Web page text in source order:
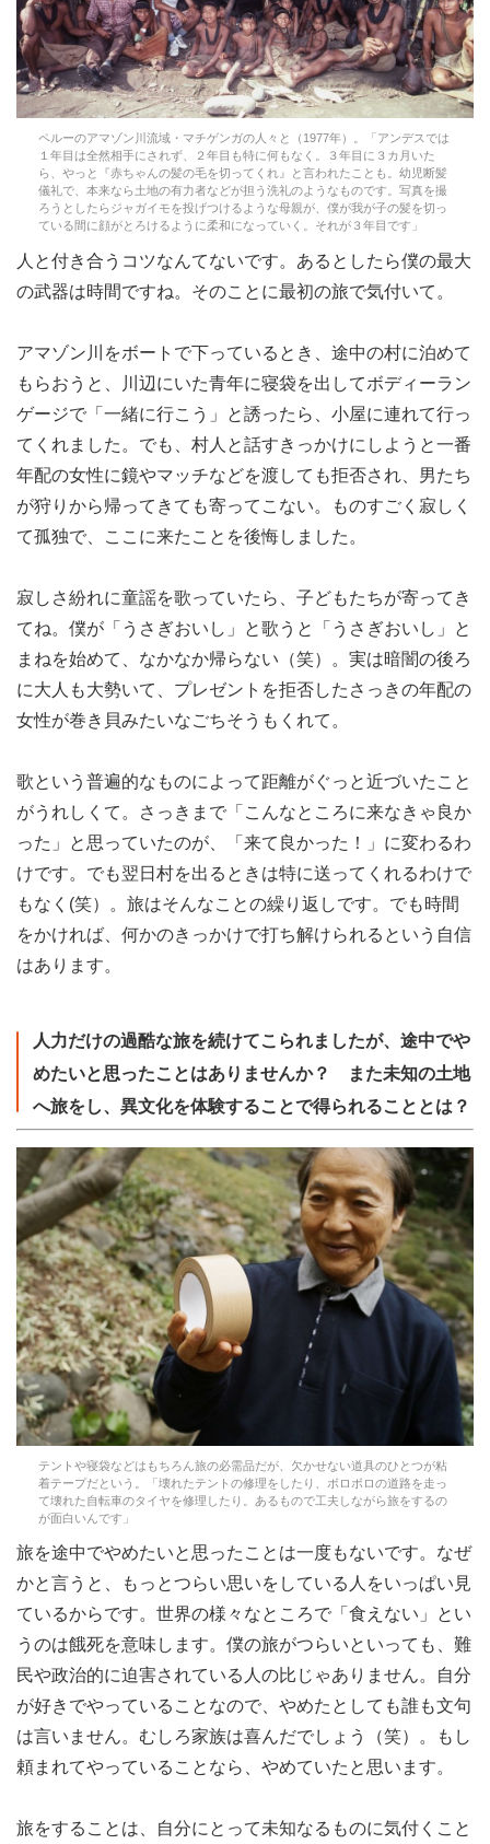
ペルーのアマゾン川流域・マチゲンガの人々と（1977年）。「アンデスでは
１年目は全然相手にされず、２年目も特に何もなく。３年目に３カ月いた
ら、やっと『赤ちゃんの髪の毛を切ってくれ』と言われたことも。幼児断髪
儀礼で、本来なら土地の有力者などが担う洗礼のようなものです。写真を撮
ろうとしたらジャガイモを投げつけるような母親が、僕が我が子の髪を切っ
ている間に顔がとろけるように柔和になっていく。それが３年目です」
人と付き合うコツなんてないです。あるとしたら僕の最大
の武器は時間ですね。そのことに最初の旅で気付いて。
アマゾン川をボートで下っているとき、途中の村に泊めて
もらおうと、川辺にいた青年に寝袋を出してボディーラン
ゲージで「一緒に行こう」と誘ったら、小屋に連れて行っ
てくれました。でも、村人と話すきっかけにしようと一番
年配の女性に鏡やマッチなどを渡しても拒否され、男たち
が狩りから帰ってきても寄ってこない。ものすごく寂しく
て孤独で、ここに来たことを後悔しました。
寂しさ紛れに童謡を歌っていたら、子どもたちが寄ってき
てね。僕が「うさぎおいし」と歌うと「うさぎおいし」と
まねを始めて、なかなか帰らない（笑）。実は暗闇の後ろ
に大人も大勢いて、プレゼントを拒否したさっきの年配の
女性が巻き貝みたいなごちそうもくれて。
歌という普遍的なものによって距離がぐっと近づいたこと
がうれしくて。さっきまで「こんなところに来なきゃ良か
った」と思っていたのが、「来て良かった！」に変わるわ
けです。でも翌日村を出るときは特に送ってくれるわけで
もなく(笑）。旅はそんなことの繰り返しです。でも時間
をかければ、何かのきっかけで打ち解けられるという自信
はあります。
人力だけの過酷な旅を続けてこられましたが、途中でや
めたいと思ったことはありませんか？ また未知の土地
へ旅をし、異文化を体験することで得られることとは？
テントや寝袋などはもちろん旅の必需品だが、欠かせない道具のひとつが粘
着テープだという。「壊れたテントの修理をしたり、ボロボロの道路を走っ
て壊れた自転車のタイヤを修理したり。あるもので工夫しながら旅をするの
が面白いんです」
旅を途中でやめたいと思ったことは一度もないです。なぜ
かと言うと、もっとつらい思いをしている人をいっぱい見
ているからです。世界の様々なところで「食えない」とい
うのは餓死を意味します。僕の旅がつらいといっても、難
民や政治的に迫害されている人の比じゃありません。自分
が好きでやっていることなので、やめたとしても誰も文句
は言いません。むしろ家族は喜んだでしょう（笑）。もし
頼まれてやっていることなら、やめていたと思います。
旅をすることは、自分にとって未知なるものに気付くこと